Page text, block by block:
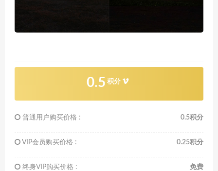
0.5 积分
普通用户购买价格 : 0.5积分
VIP会员购买价格 : 0.25积分
终身VIP购买价格 : 免费